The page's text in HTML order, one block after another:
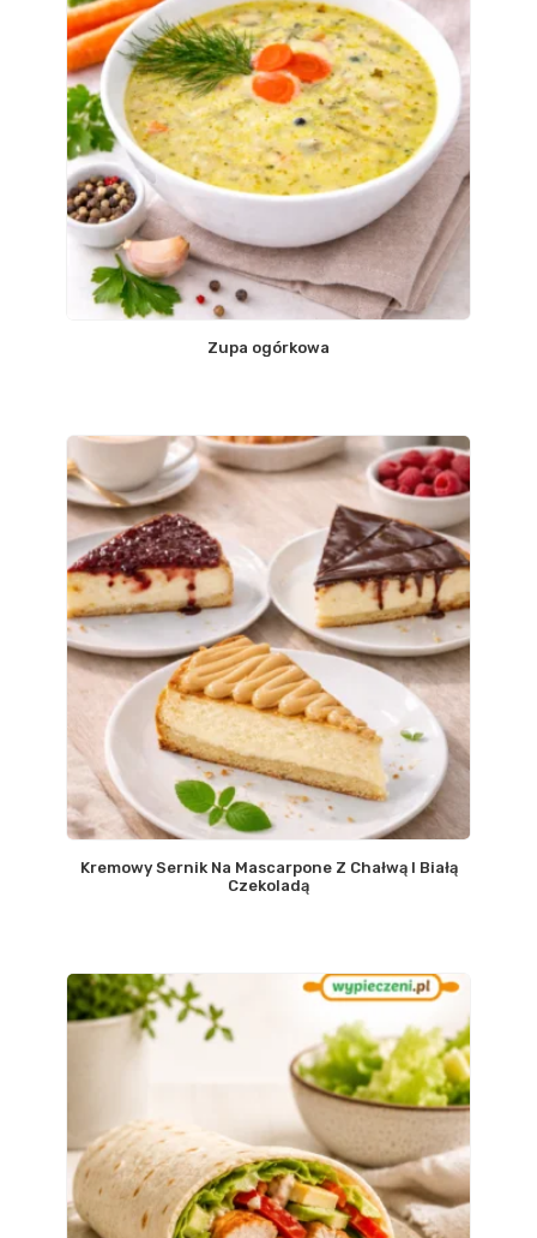
Zupa ogórkowa
Kremowy Sernik Na Mascarpone Z Chałwą I Białą
Czekoladą